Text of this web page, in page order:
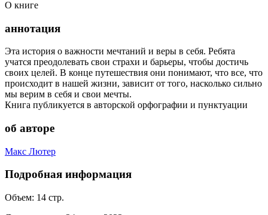
О книге
аннотация
Эта история о важности мечтаний и веры в себя. Ребята
учатся преодолевать свои страхи и барьеры, чтобы достичь
своих целей. В конце путешествия они понимают, что все, что
происходит в нашей жизни, зависит от того, насколько сильно
мы верим в себя и свои мечты.
Книга публикуется в авторской орфографии и пунктуации
об авторе
Макс Лютер
Подробная информация
Объем: 14 стр.